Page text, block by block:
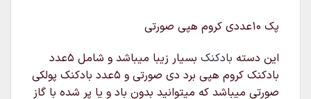
پک 10عددی کروم هپی صورتی
این دسته بادکنک
بسیار زیبا میباشد و شامل 5عدد
بادکنک کروم هپی برد دی صورتی و 5عدد بادکنک پولکی
صورتی میباشد که میتوانید بدون باد و یا پر شده با گاز